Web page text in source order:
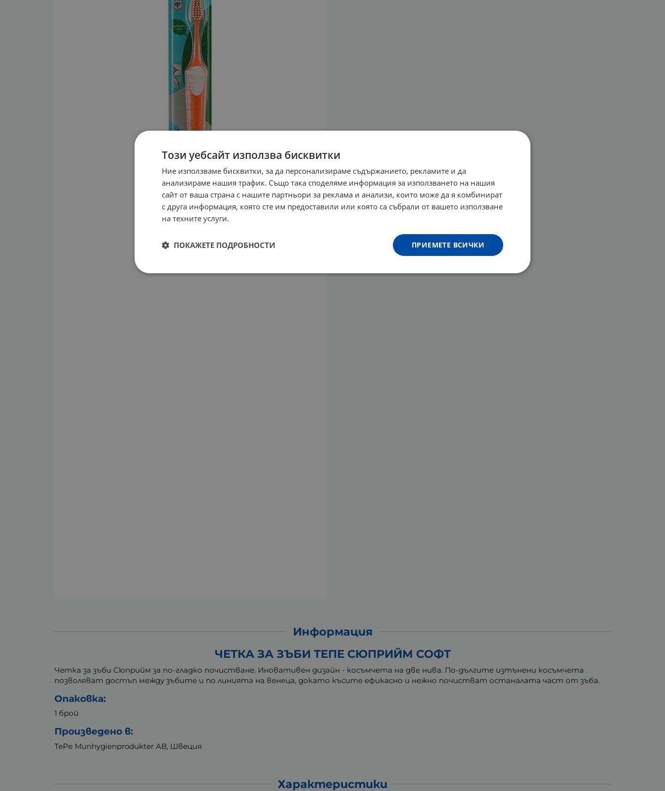
Информация
ЧЕТКА ЗА ЗЪБИ ТЕПЕ СЮПРИЙМ СОФТ
Четка за зъби Сюприйм за по-гладко почистване. Иновативен дизайн - косъмчета на две нива. По-дългите изтънени косъмчета
позволяват достъп между зъбите и по линията на венеца, докато късите ефикасно и нежно почистват останалата част от зъба.
Опаковка:
1 брой
Произведено в:
TePe Munhygienprodukter AB, Швеция
Характеристики
Този уебсайт използва бисквитки
Ние използваме бисквитки, за да персонализираме съдържанието, рекламите и да
анализираме нашия трафик. Също така споделяме информация за използването на нашия
сайт от ваша страна с нашите партньори за реклама и анализи, които може да я комбинират
с друга информация, която сте им предоставили или която са събрали от вашето използване
на техните услуги.
ПРИЕМЕТЕ ВСИЧКИ
ПОКАЖЕТЕ ПОДРОБНОСТИ